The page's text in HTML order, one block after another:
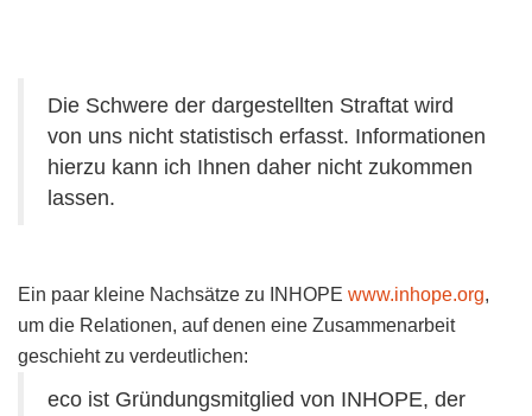
Die Schwere der dargestellten Straftat wird
von uns nicht statistisch erfasst. Informationen
hierzu kann ich Ihnen daher nicht zukommen
lassen.
Ein paar kleine Nachsätze zu INHOPE www.inhope.org,
um die Relationen, auf denen eine Zusammenarbeit
geschieht zu verdeutlichen:
eco ist Gründungsmitglied von INHOPE, der